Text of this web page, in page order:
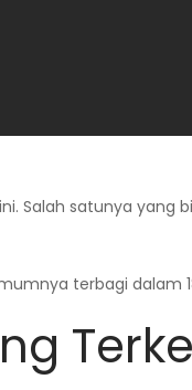
Salah satunya
terbagi dalam